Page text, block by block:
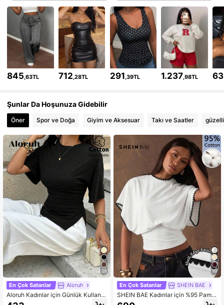
4,85 1.1M Takipçiler
1.1M Takipçiler
4,85 1.1M Takipçiler
4,85 1.1M Takipçiler
4,85 1.1M Takipçiler
4,85 1.1M Takipçiler
1.1M Takipçiler
845,63TL 712,28TL 291,39TL 1.237,98TL
Şunlar Da Hoşunuza Gidebilir
Öner Spor ve Doğa Giyim ve Aksesuar Takı ve Saatler
29
En Çok Satanlar Aloruh
Aloruh Kadınlar için Günlük Kullanı
ma Uygun Kahverengi Tişört, Yazlık
10
En Çok Satanlar SHEIN BAE
SHEIN BAE Kadınlar için %95 Pamu
klu, Beyaz ve Siyah İşlemeli, Günlü